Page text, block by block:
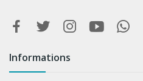
Informations